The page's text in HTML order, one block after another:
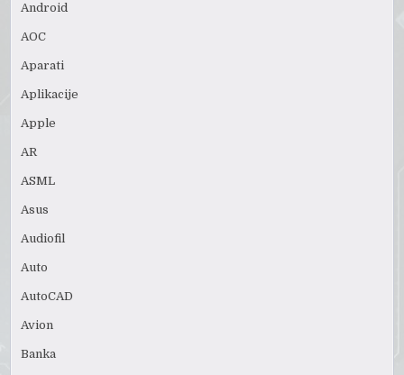
Android
AOC
Aparati
Aplikacije
Apple
AR
ASML
Asus
Audiofil
Auto
AutoCAD
Avion
Banka